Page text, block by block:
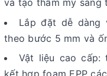
và tạo thẩm mỹ sang
Lắp đặt dễ dàng
theo bước 5 mm và
Vật liệu cao cấp:
kết hợp foam EPP